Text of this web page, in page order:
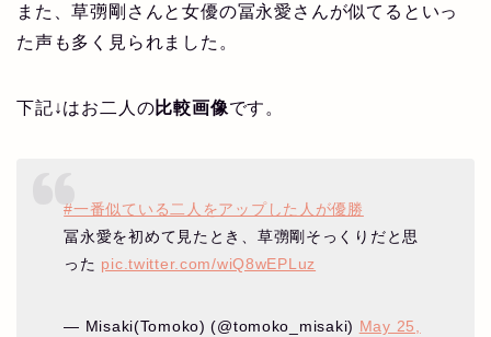
また、草彅剛さんと女優の冨永愛さんが似てるといっ
た声も多く見られました。
下記↓はお二人の比較画像です。
#一番似ている二人をアップした人が優勝
冨永愛を初めて見たとき、草彅剛そっくりだと思
った pic.twitter.com/wiQ8wEPLuz
— Misaki(Tomoko) (@tomoko_misaki) May 25,